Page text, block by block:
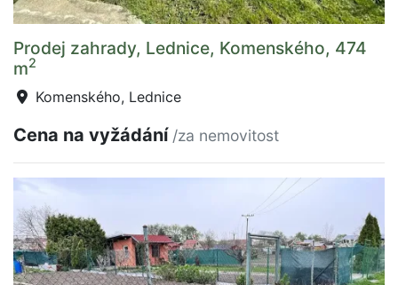
Prodej zahrady, Lednice, Komenského, 474
m2
Komenského, Lednice
Cena na vyžádání /za nemovitost